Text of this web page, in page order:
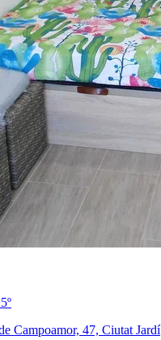
5º
Campoamor, 47, Ciutat Jardí